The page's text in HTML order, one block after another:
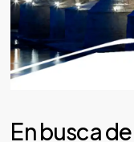
En busca